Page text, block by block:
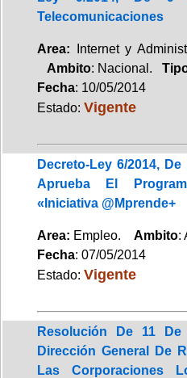
Telecomunicaciones
Area: Internet y
Ambito: Nacional.
Fecha: 10/05/2014
Estado: Vigente
Decreto-Ley 6/2014,
Aprueba El
«Iniciativa @Mprende+
Area: Empleo. Ambito:
Fecha: 07/05/2014
Estado: Vigente
Resolución De 11
Dirección General De
Las Corporaciones